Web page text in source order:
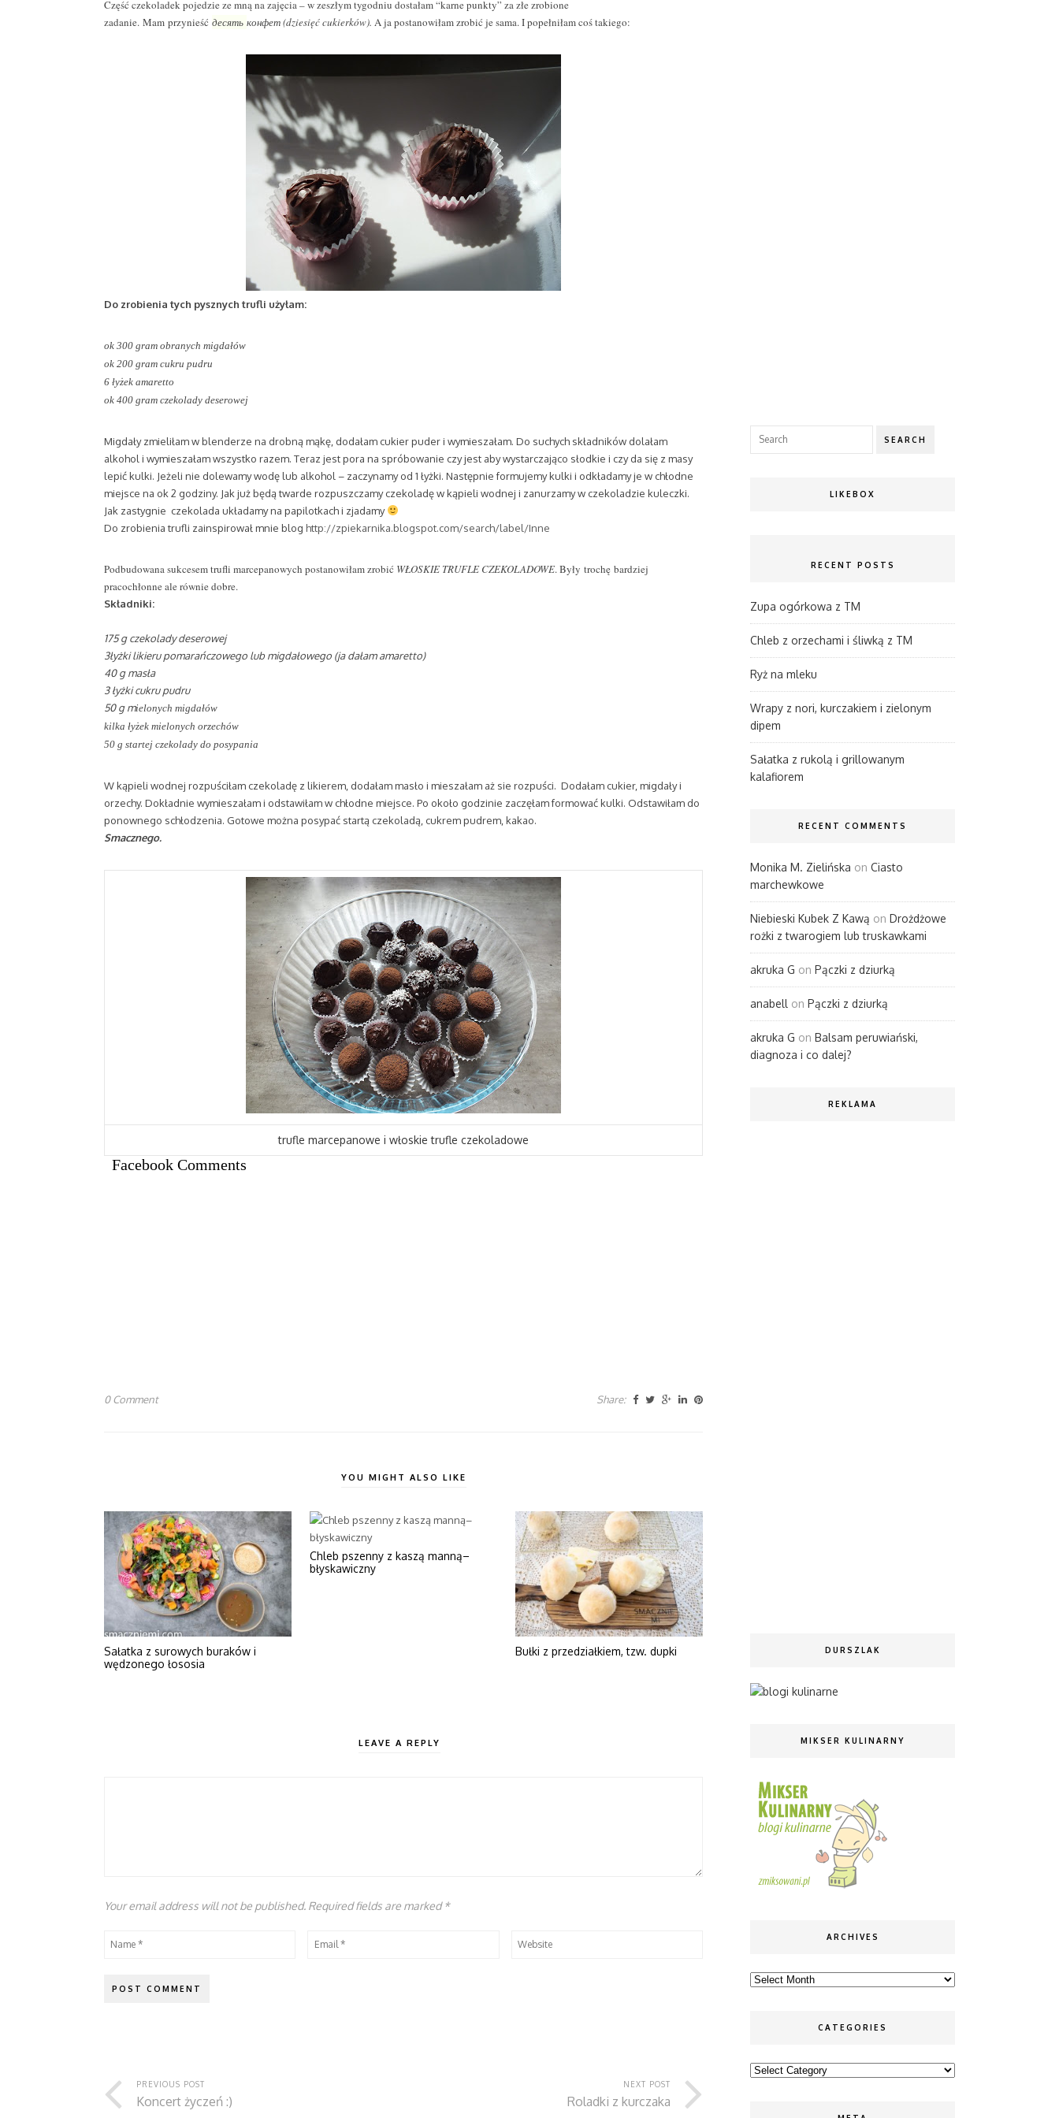
Część czekoladek pojedzie ze mną na zajęcia – w zeszłym tygodniu dostałam “karne punkty” za złe zrobione
zadanie. Mam przynieść десять конфет (dziesięć cukierków). A ja postanowiłam zrobić je sama. I popełniłam coś takiego:
Do zrobienia tych pysznych trufli użyłam:
ok 300 gram obranych migdałów
ok 200 gram cukru pudru
6 łyżek amaretto
ok 400 gram czekolady deserowej
Migdały zmieliłam w blenderze na drobną mąkę, dodałam cukier puder i wymieszałam. Do suchych składników dolałam
alkohol i wymieszałam wszystko razem. Teraz jest pora na spróbowanie czy jest aby wystarczająco słodkie i czy da się z masy
lepić kulki. Jeżeli nie dolewamy wodę lub alkohol – zaczynamy od 1 łyżki. Następnie formujemy kulki i odkładamy je w chłodne
miejsce na ok 2 godziny. Jak już będą twarde rozpuszczamy czekoladę w kąpieli wodnej i zanurzamy w czekoladzie kuleczki.
Jak zastygnie czekolada układamy na papilotkach i zjadamy
Do zrobienia trufli zainspirował mnie blog http://zpiekarnika.blogspot.com/search/label/Inne
Podbudowana sukcesem trufli marcepanowych postanowiłam zrobić WŁOSKIE TRUFLE CZEKOLADOWE. Były trochę bardziej
pracochłonne ale równie dobre.
Składniki:
175 g czekolady deserowej
3łyżki likieru pomarańczowego lub migdałowego (ja dałam amaretto)
40 g masła
3 łyżki cukru pudru
50 g mielonych migdałów
kilka łyżek mielonych orzechów
50 g startej czekolady do posypania
W kąpieli wodnej rozpuściłam czekoladę z likierem, dodałam masło i mieszałam aż sie rozpuści. Dodałam cukier, migdały i
orzechy. Dokładnie wymieszałam i odstawiłam w chłodne miejsce. Po około godzinie zaczęłam formować kulki. Odstawiłam do
ponownego schłodzenia. Gotowe można posypać startą czekoladą, cukrem pudrem, kakao.
Smacznego.
trufle marcepanowe i włoskie trufle czekoladowe
Facebook Comments
0 Comment Share:
YOU MIGHT ALSO LIKE
Sałatka z surowych buraków i
wędzonego łososia
Chleb pszenny z kaszą manną–
błyskawiczny
Bułki z przedziałkiem, tzw. dupki
LEAVE A REPLY
Your email address will not be published. Required fields are marked*
PREVIOUS POST
Koncert życzeń :)
NEXT POST
Roladki z kurczaka
SEARCH
LIKEBOX
RECENT POSTS
Zupa ogórkowa z TM
Chleb z orzechami i śliwką z TM
Ryż na mleku
Wrapy z nori, kurczakiem i zielonym
dipem
Sałatka z rukolą i grillowanym
kalafiorem
RECENT COMMENTS
Monika M. Zielińska on Ciasto
marchewkowe
Niebieski Kubek Z Kawą on Drożdżowe
rożki z twarogiem lub truskawkami
akruka G on Pączki z dziurką
anabell on Pączki z dziurką
akruka G on Balsam peruwiański,
diagnoza i co dalej?
REKLAMA
DURSZLAK
MIKSER KULINARNY
ARCHIVES
Archives
CATEGORIES
Categories